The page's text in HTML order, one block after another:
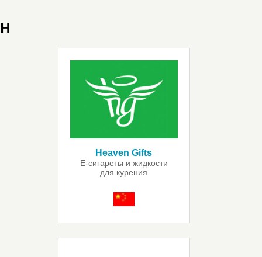
H
Heaven Gifts
Е-сигареты и жидкости
для курения